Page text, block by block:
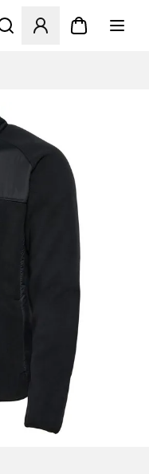
een venster om in